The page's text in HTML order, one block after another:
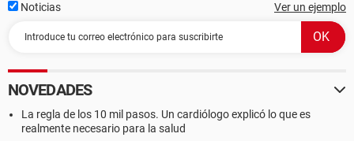
Noticias Ver un ejemplo
NOVEDADES
La regla de los 10 mil pasos. Un cardiólogo explicó lo que es
realmente necesario para la salud